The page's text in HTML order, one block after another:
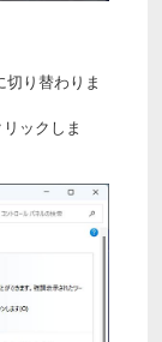
り替わりま
リックしま